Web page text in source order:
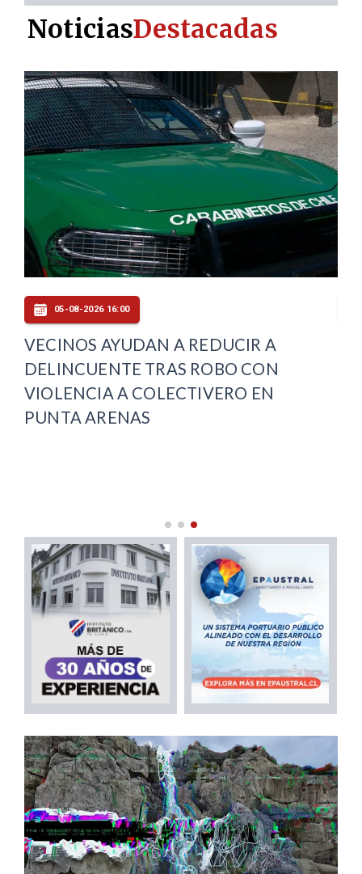
05-08-2026 16:00
VECINOS AYUDAN A REDUCIR A
DELINCUENTE TRAS ROBO CON
VIOLENCIA A COLECTIVERO EN
PUNTA ARENAS
NoticiasDestacadas